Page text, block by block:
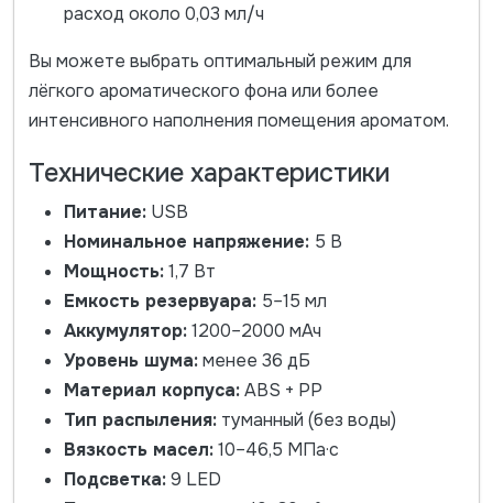
расход около 0,03 мл/ч
Вы можете выбрать оптимальный режим для
лёгкого ароматического фона или более
интенсивного наполнения помещения ароматом.
Технические характеристики
Питание:USB
Номинальное напряжение:5 В
Мощность:1,7 Вт
Емкость резервуара:5–15 мл
Аккумулятор:1200–2000 мАч
Уровень шума:менее 36 дБ
Материал корпуса:ABS + PP
Тип распыления:туманный (без воды)
Вязкость масел:10–46,5 МПа·с
Подсветка:9 LED